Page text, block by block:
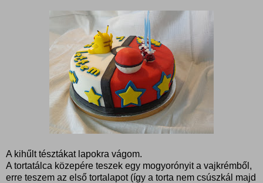
A kihűlt tésztákat lapokra vágom.
A tortatálca közepére teszek egy mogyorónyit a vajkrémből,
erre teszem az első tortalapot (így a torta nem csúszkál majd